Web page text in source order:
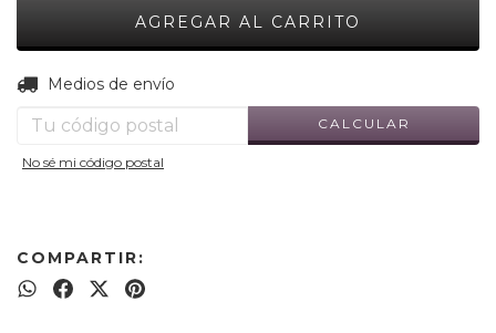
Entregas para el CP:
Medios de envío
CALCULAR
No sé mi código postal
COMPARTIR: